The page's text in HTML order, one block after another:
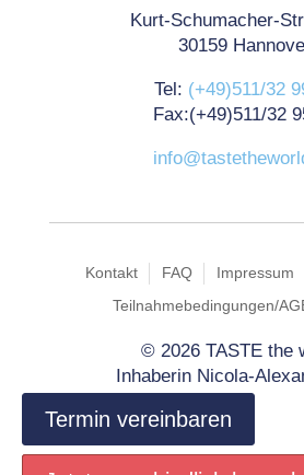
Termin vereinbaren
Kurt-Schumacher-
30159
Tel: (+49)511/32
Fax:(+49)511/32
Kontakt FAQ Impressum
Teilnahmebedingungen/
©2026 TASTE the
Inhaberin Nicola-